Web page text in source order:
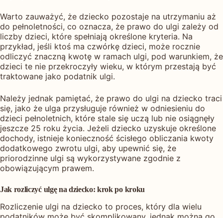
Warto zauważyć, że dziecko pozostaje na utrzymaniu aż
do pełnoletności, co oznacza, że prawo do ulgi zależy od
liczby dzieci, które spełniają określone kryteria. Na
przykład, jeśli ktoś ma czwórkę dzieci, może rocznie
odliczyć znaczną kwotę w ramach ulgi, pod warunkiem, że
dzieci te nie przekroczyły wieku, w którym przestają być
traktowane jako podatnik ulgi.
Należy jednak pamiętać, że prawo do ulgi na dziecko traci
się, jako że ulga przysługuje również w odniesieniu do
dzieci pełnoletnich, które stale się uczą lub nie osiągnęły
jeszcze 25 roku życia. Jeżeli dziecko uzyskuje określone
dochody, istnieje konieczność ścisłego obliczania kwoty
dodatkowego zwrotu ulgi, aby upewnić się, że
priorodzinne ulgi są wykorzystywane zgodnie z
obowiązującym prawem.
Jak rozliczyć ulgę na dziecko: krok po kroku
Rozliczenie ulgi na dziecko to proces, który dla wielu